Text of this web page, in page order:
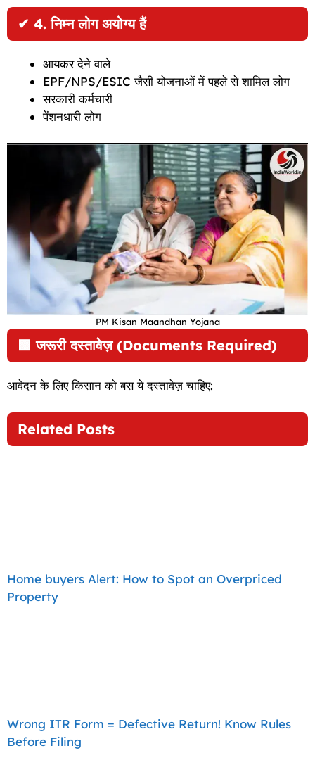
✔ 4. निम्न लोग अयोग्य हैं
आयकर देने वाले
EPF/NPS/ESIC जैसी योजनाओं में पहले से शामिल लोग
सरकारी कर्मचारी
पेंशनधारी लोग
PM Kisan Maandhan Yojana
🟩जरूरी दस्तावेज़ (Documents Required)
आवेदन के लिए किसान को बस ये दस्तावेज़ चाहिए:
Related Posts
Home buyers Alert: How to Spot an Overpriced
Property
Wrong ITR Form = Defective Return! Know Rules
Before Filing